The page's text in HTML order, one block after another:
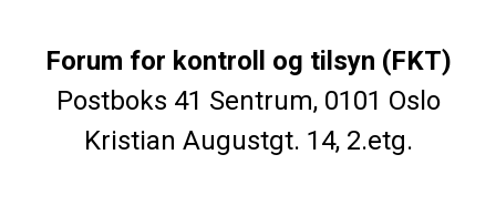
Forum for kontroll og tilsyn (FKT)
Postboks 41 Sentrum, 0101 Oslo
Kristian Augustgt. 14, 2.etg.